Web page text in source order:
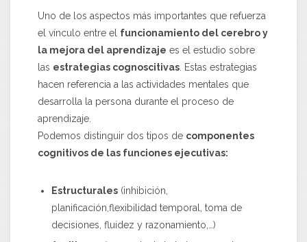
Uno de los aspectos más importantes que refuerza
el vínculo entre el funcionamiento del cerebro y
la mejora del aprendizaje es el estudio sobre
las estrategias cognoscitivas. Estas estrategias
hacen referencia a las actividades mentales que
desarrolla la persona durante el proceso de
aprendizaje.
Podemos distinguir dos tipos de componentes
cognitivos de las funciones ejecutivas:
Estructurales (inhibición,
planificación,flexibilidad temporal, toma de
decisiones, fluidez y razonamiento,…)